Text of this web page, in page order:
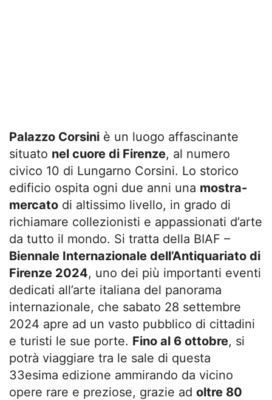
Palazzo Corsini è un luogo affascinante
situato nel cuore di Firenze, al numero
civico 10 di Lungarno Corsini. Lo storico
edificio ospita ogni due anni una mostra-
mercato di altissimo livello, in grado di
richiamare collezionisti e appassionati d’arte
da tutto il mondo. Si tratta della BIAF –
Biennale Internazionale dell’Antiquariato di
Firenze 2024, uno dei più importanti eventi
dedicati all’arte italiana del panorama
internazionale, che sabato 28 settembre
2024 apre ad un vasto pubblico di cittadini
e turisti le sue porte. Fino al 6 ottobre, si
potrà viaggiare tra le sale di questa
33esima edizione ammirando da vicino
opere rare e preziose, grazie ad oltre 80